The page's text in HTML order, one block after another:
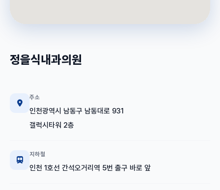
정을식내과의원
주소
인천광역시 남동구 남동대로 931
갤럭시타워 2층
지하철
인천 1호선 간석오거리역 5번 출구 바로 앞